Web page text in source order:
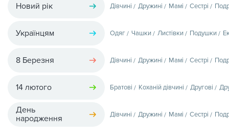
Новий рік Дівчині Дружині Мамі Сестрі
Українцям Одяг Чашки Листівки Подушки
8 Березня Дівчині Дружині Мамі Сестрі
14 лютого Братові Коханій дівчині Другові
День
народження
Дівчині Дружині Мамі Сестрі